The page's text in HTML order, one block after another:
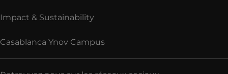
Impact & Sustainability
Casablanca Ynov Campus